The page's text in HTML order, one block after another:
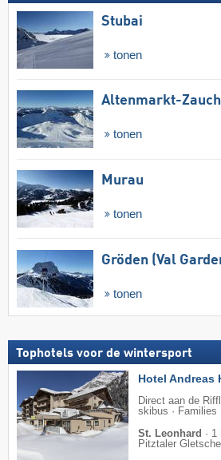
Stubai
tonen
Altenmarkt-
tonen
Murau
tonen
Gröden (Val
tonen
Tophotels voor de wintersport
Hotel Andreas
Direct aan de
skibus · Families
St. Leonhard · 1
Pitztaler